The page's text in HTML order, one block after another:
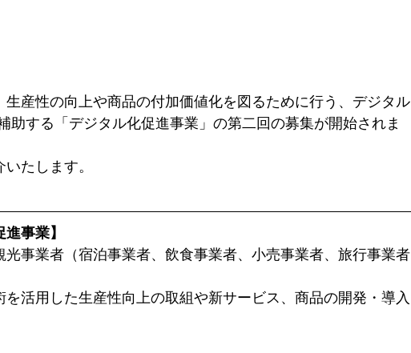
産性の向上や商品の付加価値化を図るために行う、デジタル
助する「デジタル化促進事業」の第二回の募集が開始されま
たします。
事業】
事業者（宿泊事業者、飲食事業者、小売事業者、旅行事業者
活用した生産性向上の取組や新サービス、商品の開発・導入